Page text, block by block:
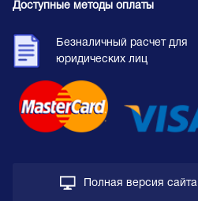
Доступные методы оплаты
Безналичный расчет для
юридических лиц
Полная версия сайта